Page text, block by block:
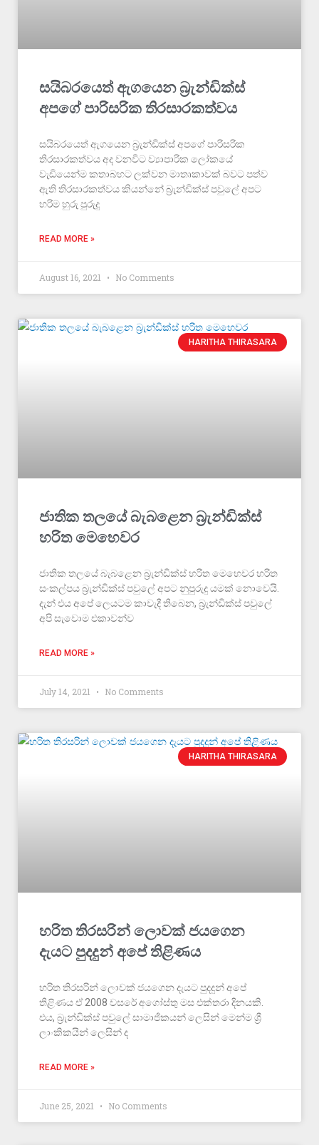
සයිබරයෙත් ඇගයෙන බ්‍රැන්ඩික්ස්
අපගේ පාරිසරික තිරසාරකත්වය
සයිබරයෙත් ඇගයෙන බ්‍රැන්ඩික්ස් අපගේ පාරිසරික
තිරසාරකත්වය අද වනවිට ව්‍යාපාරික ලෝකයේ
වැඩියෙන්ම කතාබහට ලක්වන මාතෘකාවක් බවට පත්ව
ඇති තිරසාරකත්වය කියන්නේ බ්‍රැන්ඩික්ස් පවුලේ අපට
හරිම හුරු පුරුදු
READ MORE »
August 16, 2021 No Comments
HARITHA THIRASARA
ජාතික තලයේ බැබළෙන බ්‍රැන්ඩික්ස්
හරිත මෙහෙවර
ජාතික තලයේ බැබළෙන බ්‍රැන්ඩික්ස් හරිත මෙහෙවර හරිත
සංකල්පය බ්‍රැන්ඩික්ස් පවුලේ අපට නුපුරුදු යමක් නොවෙයි.
දැන් එය අපේ ලෙයටම කාවැදී තිබෙන, බ්‍රැන්ඩික්ස් පවුලේ
අපි සැවොම එකාවන්ව
READ MORE »
July 14, 2021 No Comments
HARITHA THIRASARA
හරිත තිරසරින් ලොවක් ජයගෙන
දැයට පුදදුන් අපේ තිළිණය
හරිත තිරසරින් ලොවක් ජයගෙන දැයට පුදදුන් අපේ
තිළිණය ඒ 2008 වසරේ අගෝස්තු මස එක්තරා දිනයකි.
එය, බ්‍රැන්ඩික්ස් පවුලේ සාමාජිකයන් ලෙසින් මෙන්ම ශ්‍රී
ලාංකිකයින් ලෙසින් ද
READ MORE »
June 25, 2021 No Comments